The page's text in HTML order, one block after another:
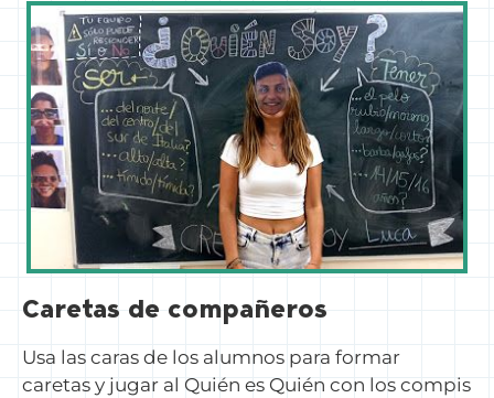
Caretas de compañeros
Usa las caras de los alumnos para formar
caretas y jugar al Quién es Quién con los compis